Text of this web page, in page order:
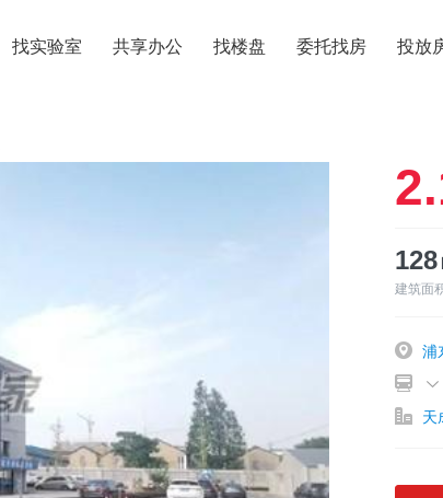
找实验室 共享办公 找楼盘 委托找房 投放
建筑面
浦
天